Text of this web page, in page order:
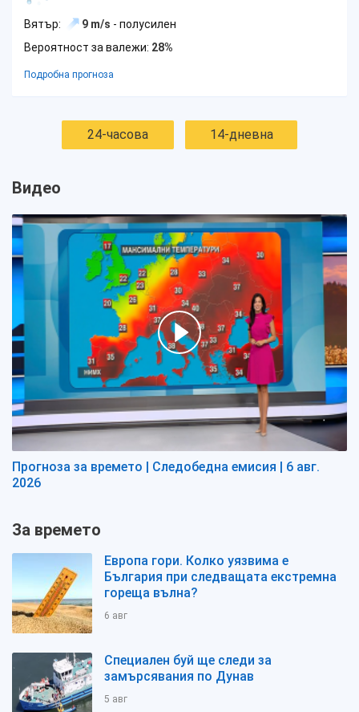
Вятър: 9 m/s - полусилен
Вероятност за валежи: 28%
Подробна прогноза
24-часова 14-дневна
Видео
Прогноза за времето | Следобедна емисия | 6 авг.
2026
За времето
Европа гори. Колко уязвима е
България при следващата екстремна
гореща вълна?
6 авг
Специален буй ще следи за
замърсявания по Дунав
5 авг